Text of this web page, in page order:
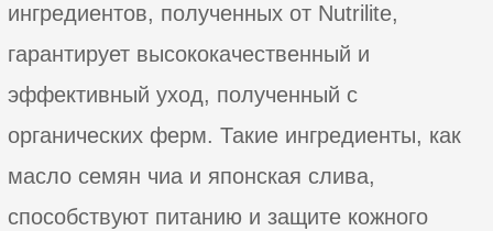
ингредиентов, полученных от Nutrilite,
гарантирует высококачественный и
эффективный уход, полученный с
органических ферм. Такие ингредиенты, как
масло семян чиа и японская слива,
способствуют питанию и защите кожного